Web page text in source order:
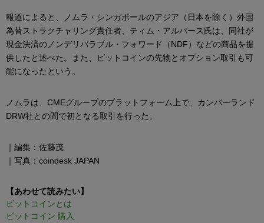
報道によると、ノムラ・シンガポールのアジア（日本を除く）外国
為替ストラクチャリング責任者、ティム・アルバース氏は、同社が
現金決済のノンデリバラブル・フォワード（NDF）などの商品を提
供したと述べた。また、ビットコインの先物とオプション取引も可
能になったという。
ノムラは、CMEグループのプラットフォーム上で、カンバーランド
DRW社との間で初となる取引を行った。
｜編集：佐藤茂
｜写真：coindesk JAPAN
【あわせて読みたい】
ビットコインとは
ビットコイン 購入